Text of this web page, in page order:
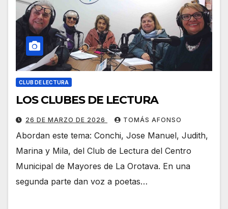
CLUB DE LECTURA
LOS CLUBES DE LECTURA
26 DE MARZO DE 2026 TOMÁS AFONSO
Abordan este tema: Conchi, Jose Manuel, Judith,
Marina y Mila, del Club de Lectura del Centro
Municipal de Mayores de La Orotava. En una
segunda parte dan voz a poetas…